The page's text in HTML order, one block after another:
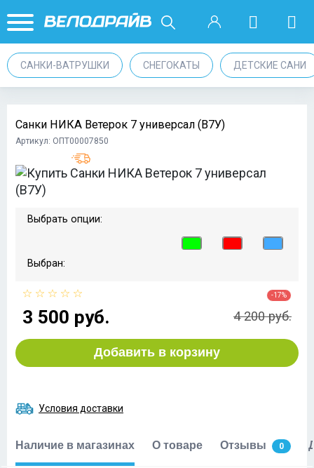
САНКИ-ВАТРУШКИ СНЕГОКАТЫ ДЕТСКИЕ САНИ
Санки НИКА Ветерок 7 универсал (В7У)
Артикул: ОПТ00007850
Выбрать опции:
Выбран:
3 500 руб.
-17%
4 200 руб.
Добавить в корзину
Условия доставки
Наличие в магазинах О товаре Отзывы 0